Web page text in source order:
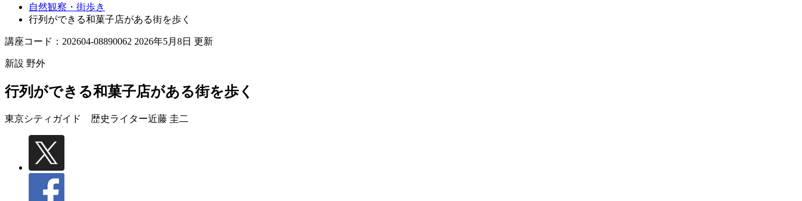
自然観察・街歩き
行列ができる和菓子店がある街を歩く
講座コード：202604-08890062 2026年5月8日 更新
新設 野外
行列ができる和菓子店がある街を歩く
東京シティガイド 歴史ライター近藤 圭二